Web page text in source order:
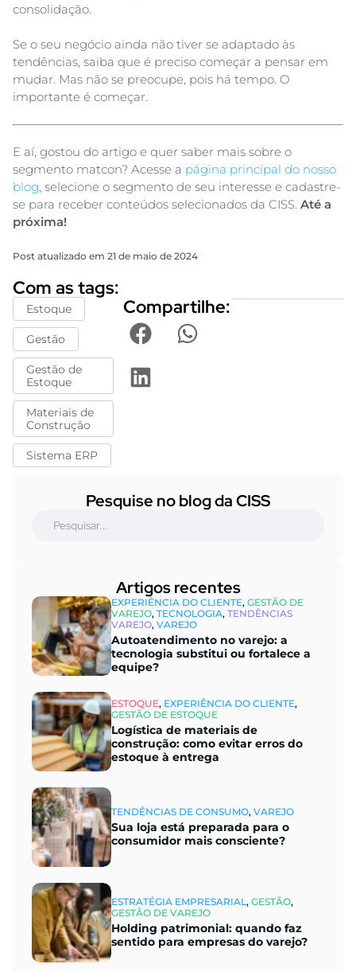
consolidação.
Se o seu negócio ainda não tiver se adaptado às
tendências, saiba que é preciso começar a pensar em
mudar. Mas não se preocupe, pois há tempo. O
importante é começar.
E aí, gostou do artigo e quer saber mais sobre o
segmento matcon? Acesse a página principal do nosso
blog, selecione o segmento de seu interesse e cadastre-
se para receber conteúdos selecionados da CISS. Até a
próxima!
Post atualizado em 21 de maio de 2024
Pesquise no blog da CISS
Artigos recentes​
EXPERIÊNCIA DO CLIENTE, GESTÃO DE
VAREJO, TECNOLOGIA, TENDÊNCIAS
VAREJO, VAREJO
Autoatendimento no varejo: a
tecnologia substitui ou fortalece a
equipe?
ESTOQUE, EXPERIÊNCIA DO CLIENTE,
GESTÃO DE ESTOQUE
Logística de materiais de
construção: como evitar erros do
estoque à entrega
TENDÊNCIAS DE CONSUMO, VAREJO
Sua loja está preparada para o
consumidor mais consciente?
ESTRATÉGIA EMPRESARIAL , GESTÃO,
GESTÃO DE VAREJO
Holding patrimonial: quando faz
sentido para empresas do varejo?
Com as tags:
Estoque
Gestão
Gestão de
Estoque
Materiais de
Construção
Sistema ERP
Compartilhe: